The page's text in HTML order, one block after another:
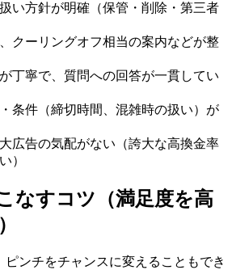
い方針が明確（保管・削除・第三者
クーリングオフ相当の案内などが整
丁寧で、質問への回答が一貫してい
条件（締切時間、混雑時の扱い）が
広告の気配がない（誇大な高換金率
）
なすコツ（満足度を高
ピンチをチャンスに変えることもでき